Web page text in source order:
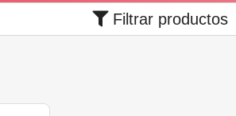
Filtrar productos